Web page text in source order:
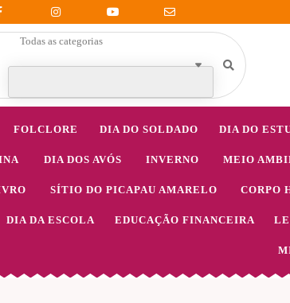
Todas as categorias
FOLCLORE DIA DO SOLDADO DIA DO
DIA DOS AVÓS INVERNO MEIO
SÍTIO DO PICAPAU AMARELO CORPO
DIA DA ESCOLA EDUCAÇÃO FINANCEIRA